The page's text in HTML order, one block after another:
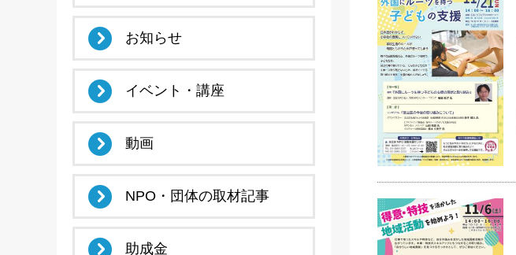
お知らせ
イベント・講座
動画
NPO・団体の取材記事
助成金